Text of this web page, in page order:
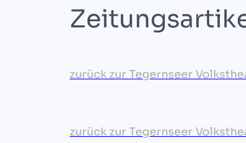
zurück zur Tegernseer
zurück zur Tegernseer